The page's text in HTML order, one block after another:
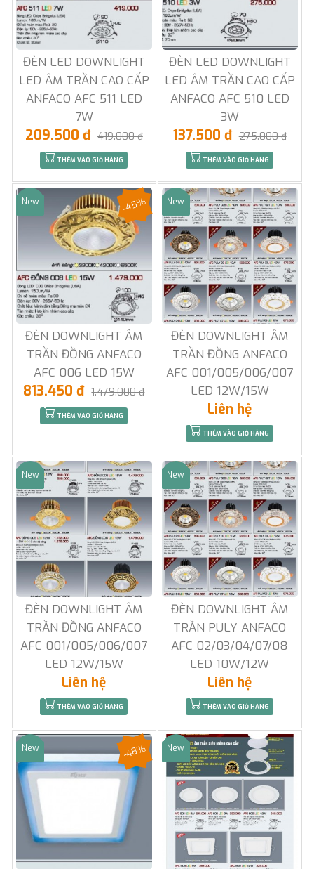
ĐÈN LED DOWNLIGHT
LED ÂM TRẦN CAO CẤP
ANFACO AFC 511 LED
7W
209.500 đ 419.000 đ
THÊM VÀO GIỎ HÀNG
ĐÈN LED DOWNLIGHT
LED ÂM TRẦN CAO CẤP
ANFACO AFC 510 LED
3W
137.500 đ 275.000 đ
THÊM VÀO GIỎ HÀNG
Sale
New
ĐÈN DOWNLIGHT ÂM
TRẦN ĐỒNG ANFACO
AFC 006 LED 15W
-45%
813.450 đ 1.479.000 đ
THÊM VÀO GIỎ HÀNG
Sale
New
ĐÈN DOWNLIGHT ÂM
TRẦN ĐỒNG ANFACO
AFC 001/005/006/007
LED 12W/15W
Liên hệ
THÊM VÀO GIỎ HÀNG
Sale
New
ĐÈN DOWNLIGHT ÂM
TRẦN ĐỒNG ANFACO
AFC 001/005/006/007
LED 12W/15W
Liên hệ
THÊM VÀO GIỎ HÀNG
Sale
New
ĐÈN DOWNLIGHT ÂM
TRẦN PULY ANFACO
AFC 02/03/04/07/08
LED 10W/12W
Liên hệ
THÊM VÀO GIỎ HÀNG
Sale
New -48% Sale
New